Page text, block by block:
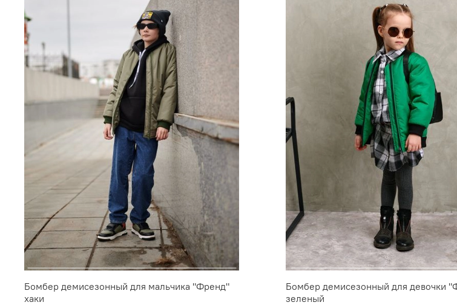
Бомбер демисезонный для мальчика "Френд"
хаки
Бомбер демисезонный для девочки
зеленый